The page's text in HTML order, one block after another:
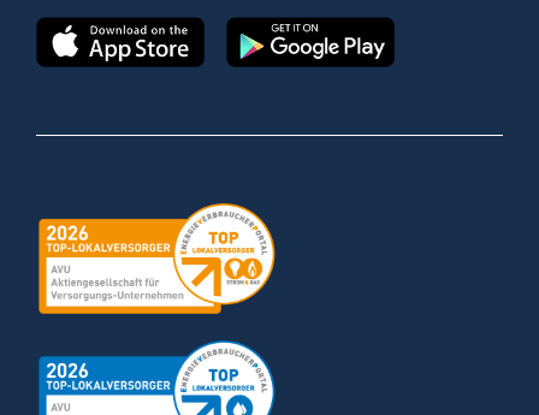
Zertifizierung
Zertifizierung